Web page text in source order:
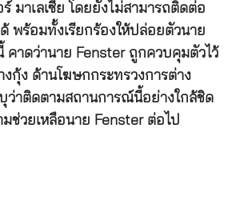
มาเลเซีย โดยยังไม่สามารถติดต่อ
พร้อมทั้งเรียกร้องให้ปล่อยตัวนาย
คาดว่านาย Fenster ถูกควบคุมตัวไว้
งกุ้ง ด้านโฆษกกระทรวงการต่าง
ว่าติดตามสถานการณ์นี้อย่างใกล้ชิด
มช่วยเหลือนาย Fenster ต่อไป